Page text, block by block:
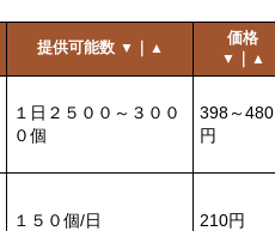
提供可能数 ▼ ▲
価格
▼ ▲
１日２５００～３００
０個
398～480
円
１５０個/日 210円